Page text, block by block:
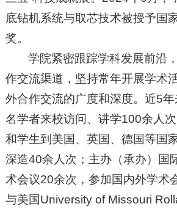
底钻机系统与取芯技术被授予国
奖。
学院紧密跟踪学科发展前沿
作交流渠道，坚持常年开展学术
外合作交流的广度和深度。近5
名学者来校访问、讲学100余人
和学生到美国、英国、德国等国
深造40余人次；主办（承办）国
术会议20余次，参加国内外学术
与美国University of Missouri